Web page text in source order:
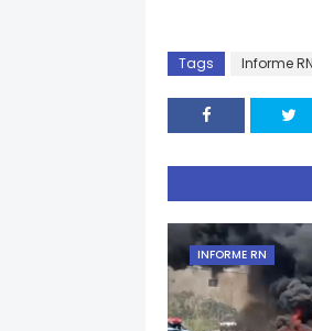
Tags Informe RN
INFORME RN